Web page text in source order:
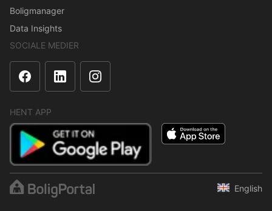
Boligmanager
Data Insights
SOCIALE MEDIER
HENT APP
English